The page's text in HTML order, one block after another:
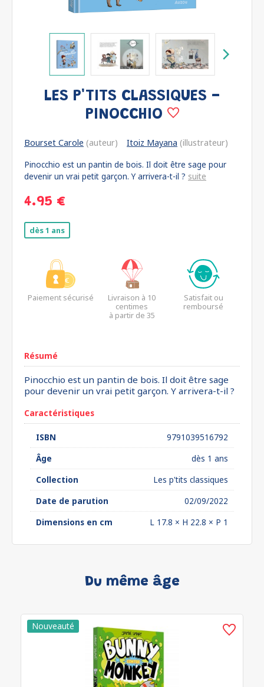
LES P'TITS CLASSIQUES -
PINOCCHIO
Bourset Carole (auteur) Itoiz Mayana (illustrateur)
Pinocchio est un pantin de bois. Il doit être sage pour
devenir un vrai petit garçon. Y arrivera-t-il ? suite
4.95 €
dès 1 ans
Paiement sécurisé
Livraison à 10
centimes
à partir de 35
Satisfait ou
remboursé
Résumé
Pinocchio est un pantin de bois. Il doit être sage
pour devenir un vrai petit garçon. Y arrivera-t-il ?
Caractéristiques
ISBN
9791039516792
Âge
dès 1 ans
Collection
Les p'tits classiques
Date de parution
02/09/2022
Dimensions en cm
L 17.8 × H 22.8 × P 1
Du même âge